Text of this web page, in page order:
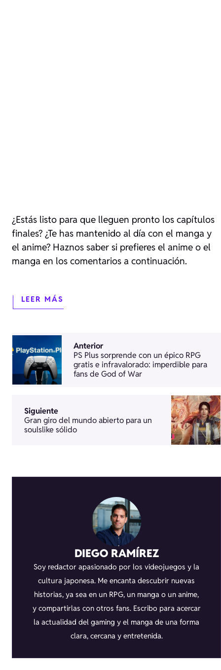
¿Estás listo para que lleguen pronto los capítulos
finales? ¿Te has mantenido al día con el manga y
el anime? Haznos saber si prefieres el anime o el
manga en los comentarios a continuación.
LEER MÁS
Anterior
PS Plus sorprende con un épico RPG
gratis e infravalorado: imperdible para
fans de God of War
Siguiente
Gran giro del mundo abierto para un
soulslike sólido
DIEGO RAMÍREZ
Soy redactor apasionado por los videojuegos y la
cultura japonesa. Me encanta descubrir nuevas
historias, ya sea en un RPG, un manga o un anime,
y compartirlas con otros fans. Escribo para acercar
la actualidad del gaming y el manga de una forma
clara, cercana y entretenida.